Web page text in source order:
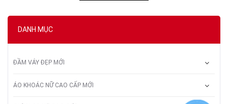
DANH MỤC
ĐẦM VÁY ĐẸP MỚI
ÁO KHOÁC NỮ CAO CẤP MỚI